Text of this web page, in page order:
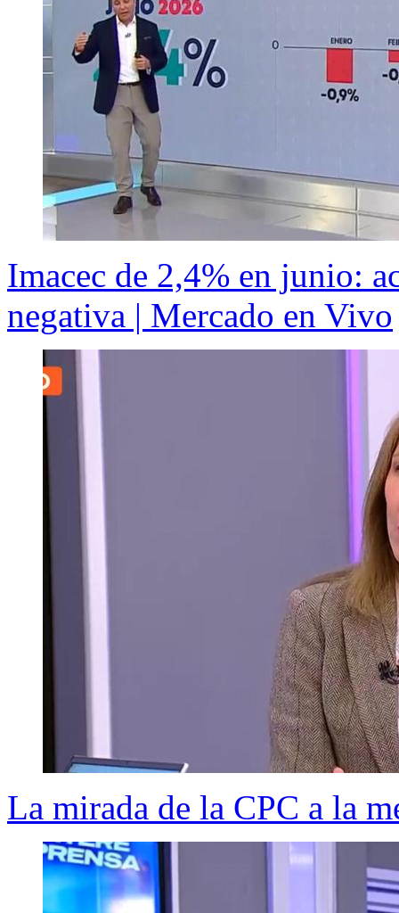
Imacec de 2,4% en junio:
negativa | Mercado en Vivo
La mirada de la CPC a la